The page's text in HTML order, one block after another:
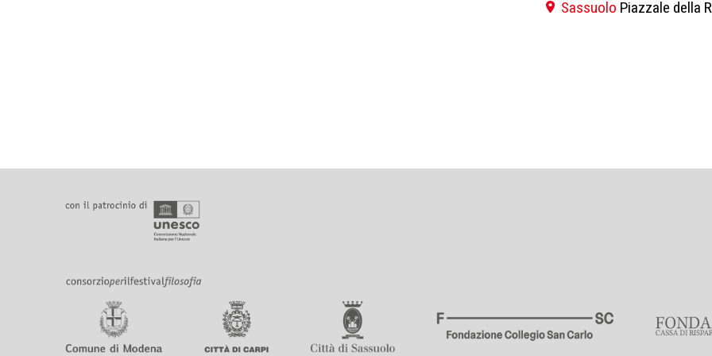
Sassuolo Piazzale della